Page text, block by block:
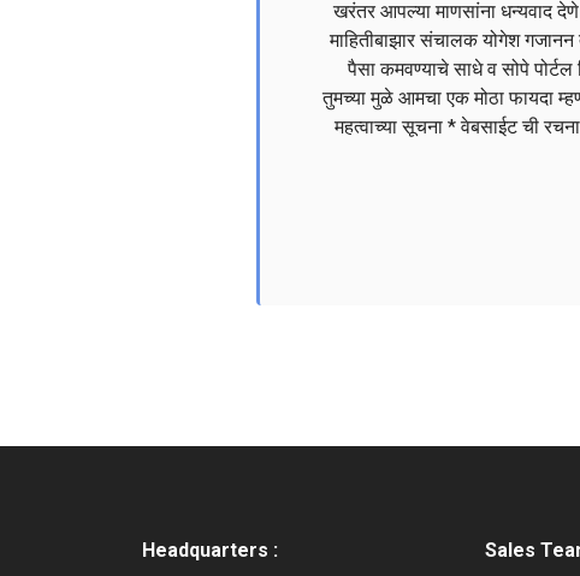
खरंतर आपल्या माणसांना धन्यवाद
माहितीबाझार संचालक योगेश
पैसा कमवण्याचे साधे व सोपे
तुमच्या मुळे आमचा एक मोठा फायदा
महत्वाच्या सूचना * वेबसाईट ची
Headquarters :
Sales